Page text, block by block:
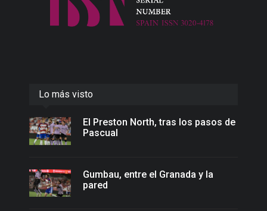
Lo más visto
El Preston North, tras los pasos de
Pascual
Gumbau, entre el Granada y la
pared